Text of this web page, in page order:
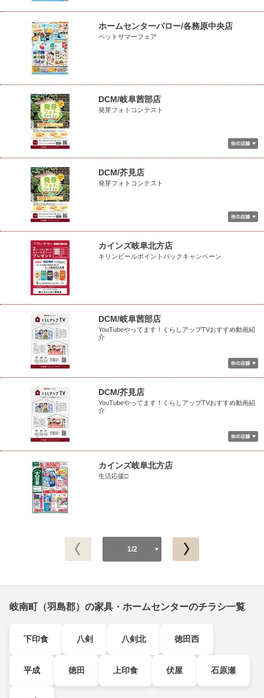
ホームセンターバロー/各務原中央店
ペットサマーフェア
DCM/岐阜茜部店
発芽フォトコンテスト
DCM/芥見店
発芽フォトコンテスト
カインズ岐阜北方店
キリンビールポイントバックキャンペーン
DCM/岐阜茜部店
YouTubeやってます！くらしアップTVおすすめ動画紹
介
DCM/芥見店
YouTubeやってます！くらしアップTVおすすめ動画紹
介
カインズ岐阜北方店
生活応援□
1/2
岐南町（羽島郡）の家具・ホームセンターのチラシ一覧
下印食 八剣 八剣北 徳田西
平成 徳田 上印食 伏屋 石原瀬